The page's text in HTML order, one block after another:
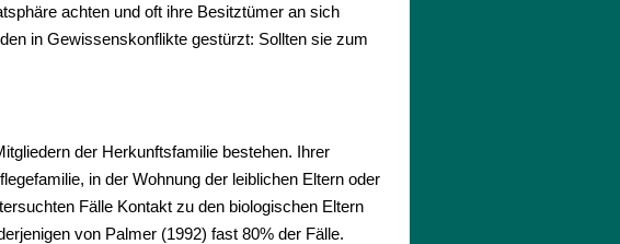
achten und oft ihre Besitztümer an sich
in Gewissenskonflikte gestürzt: Sollten sie zum
der Herkunftsfamilie bestehen. Ihrer
in der Wohnung der leiblichen Eltern oder
Fälle Kontakt zu den biologischen Eltern
von Palmer (1992) fast 80% der Fälle.